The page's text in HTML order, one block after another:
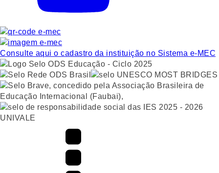
Consulte aqui o cadastro da instituição no Sistema e-MEC
UNIVALE